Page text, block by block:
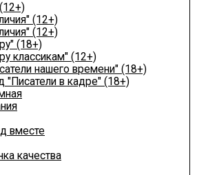
(12+)
(12+)
(18+)
классикам" (12+)
нашего времени" (18+)
"Писатели в кадре" (18+)
вместе
качества